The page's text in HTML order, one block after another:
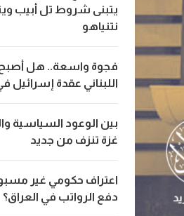
يتبنى شروط تل أبيب
نتنياهو
فجوة واسعة.. هل أصبح
اللبناني عقدة إسرائيل
بين الوعود السياسية
غزة تنزف من جديد
اعتراف حكومي غير
دفع الرواتب في العراق؟